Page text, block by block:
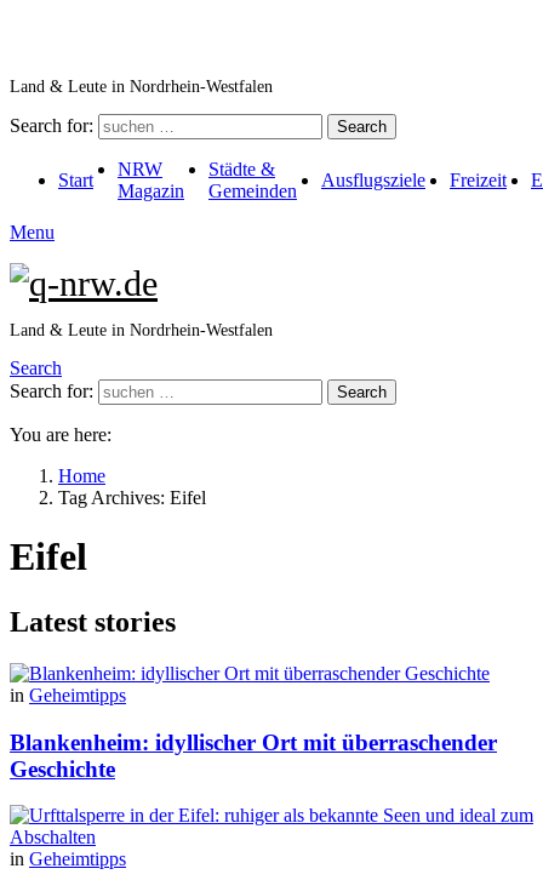
Land & Leute in Nordrhein-Westfalen
Search for: Search
Start
NRW
Magazin
Städte &
Gemeinden
Ausflugsziele Freizeit
Menu
Land & Leute in Nordrhein-Westfalen
Search
Search for:
Search
You are here:
Home
Tag Archives: Eifel
Eifel
Latest stories
in Geheimtipps
Blankenheim: idyllischer Ort mit überraschender
Geschichte
in Geheimtipps